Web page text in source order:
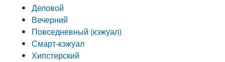
Деловой
Вечерний
Повседневный (кэжуал)
Смарт-кэжуал
Хипстерский